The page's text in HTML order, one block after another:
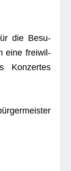
die Besu­
eine frei­wil­
Kon­zer­tes